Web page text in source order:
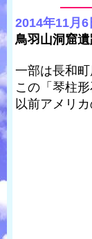
2014年11月6
鳥羽山洞窟
一部は長和
この「琴柱
以前アメリ